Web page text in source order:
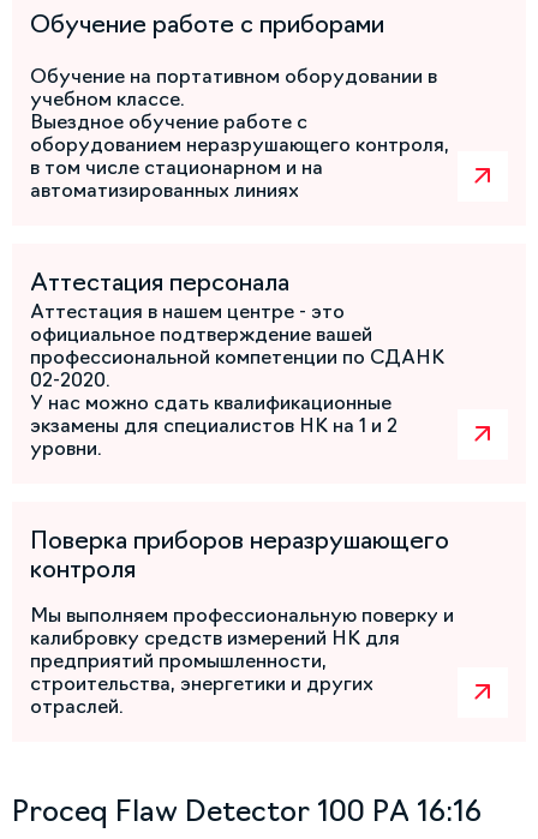
Обучение работе с приборами
Обучение на портативном оборудовании в
учебном классе.
Выездное обучение работе с
оборудованием неразрушающего контроля,
в том числе стационарном и на
автоматизированных линиях
Аттестация персонала
Аттестация в нашем центре - это
официальное подтверждение вашей
профессиональной компетенции по СДАНК
02-2020.
У нас можно сдать квалификационные
экзамены для специалистов НК на 1 и 2
уровни.
Поверка приборов неразрушающего
контроля
Мы выполняем профессиональную поверку и
калибровку средств измерений НК для
предприятий промышленности,
строительства, энергетики и других
отраслей.
Proceq Flaw Detector 100 PA 16:16